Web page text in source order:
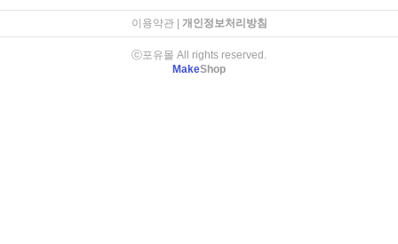
이용약관| 개인정보처리방침
ⓒ포유몰 All rights reserved.
MakeShop